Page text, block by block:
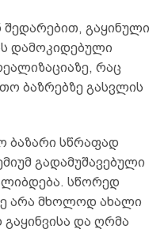
გაყინული
დამოკიდებული
რაც
ბაზრებზე გასვლის
ბაზარი სწრაფად
გადამუშავებული
სწორედ
არა მხოლოდ ახალი
და ღრმა